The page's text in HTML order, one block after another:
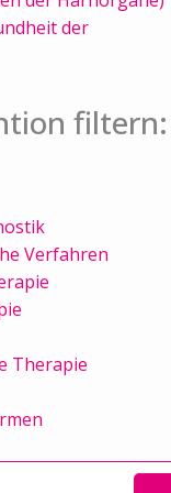
der
filtern:
Verfahren
Therapie